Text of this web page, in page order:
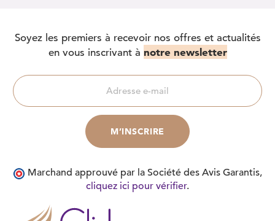
Soyez les premiers à recevoir nos offres et actualités
en vous inscrivant à notre newsletter
Marchand approuvé par la Société des Avis Garantis,
cliquez ici pour vérifier.